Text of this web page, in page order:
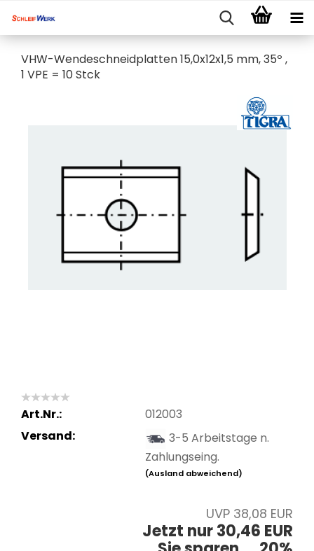
VHW-Wendeschneidplatten 15,0x12x1,5 mm, 35º​ ,
1 VPE = 10 Stck
Art.Nr.:
012003
Versand:
3-5 Arbeitstage n.
Zahlungseing.
(Ausland abweichend)
UVP 38,08 EUR
Jetzt nur 30,46 EUR